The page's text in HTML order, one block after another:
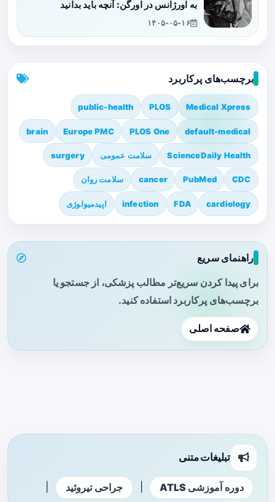
به اورژانس در اورگن: آنچه باید بدانید
۱۴۰۵-۰۵-۱۶
برچسب‌های پرکاربرد
Medical Xpress
PLOS
public-health
default-medical
PLOS One
Europe PMC
brain
ScienceDaily Health سلامت عمومی surgery
CDC
PubMed
cancer سلامت روان
cardiology
FDA
infection اپیدمیولوژی
راهنمای سریع
برای پیدا کردن سریع‌تر مطالب پزشکی، از جستجو یا
برچسب‌های پرکاربرد استفاده کنید.
صفحه اصلی
تبلیغات متنی
دوره آموزشی ATLS جراحی تیروئید